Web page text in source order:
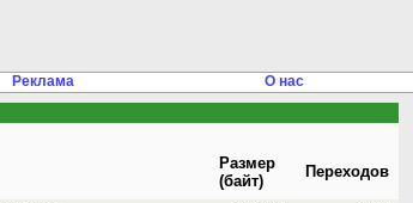
Реклама О нас
Размер
(байт)
Переходов